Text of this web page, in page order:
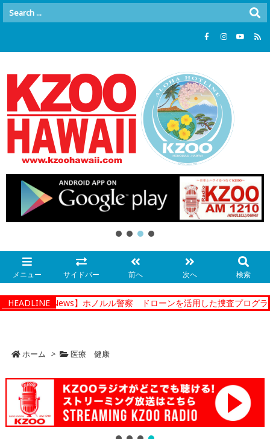
メニュー サイドバー 前へ 次へ 検索
HEADLINE
供 【News】ホノルル警察 ドローンを活用した捜査プログラムの
ホーム > 医療 健康